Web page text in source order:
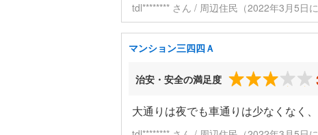
tdl******** さん / 周辺住民（2022年3月5日に
マンション三四四Ａ
治安・安全の満足度
大通りは夜でも車通りは少なくなく